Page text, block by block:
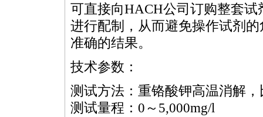
可直接向HACH公司订购整套试
进行配制，从而避免操作试剂
准确的结果。
技术参数：
测试方法：重铬酸钾高温消解
测试量程：0～5,000mg/l